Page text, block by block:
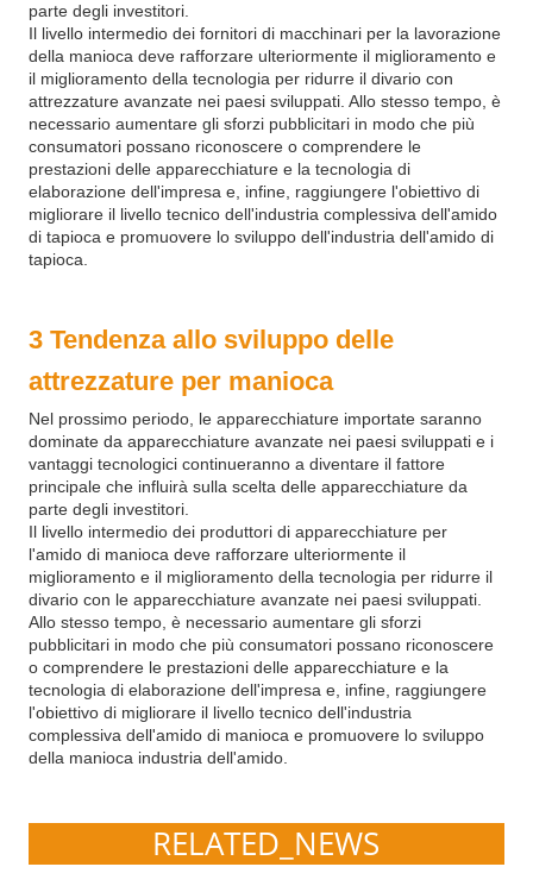
parte degli investitori.
Il livello intermedio dei fornitori di macchinari per la lavorazione
della manioca deve rafforzare ulteriormente il miglioramento e
il miglioramento della tecnologia per ridurre il divario con
attrezzature avanzate nei paesi sviluppati. Allo stesso tempo, è
necessario aumentare gli sforzi pubblicitari in modo che più
consumatori possano riconoscere o comprendere le
prestazioni delle apparecchiature e la tecnologia di
elaborazione dell'impresa e, infine, raggiungere l'obiettivo di
migliorare il livello tecnico dell'industria complessiva dell'amido
di tapioca e promuovere lo sviluppo dell'industria dell'amido di
tapioca.
3 Tendenza allo sviluppo delle
attrezzature per manioca
Nel prossimo periodo, le apparecchiature importate saranno
dominate da apparecchiature avanzate nei paesi sviluppati e i
vantaggi tecnologici continueranno a diventare il fattore
principale che influirà sulla scelta delle apparecchiature da
parte degli investitori.
Il livello intermedio dei produttori di apparecchiature per
l'amido di manioca deve rafforzare ulteriormente il
miglioramento e il miglioramento della tecnologia per ridurre il
divario con le apparecchiature avanzate nei paesi sviluppati.
Allo stesso tempo, è necessario aumentare gli sforzi
pubblicitari in modo che più consumatori possano riconoscere
o comprendere le prestazioni delle apparecchiature e la
tecnologia di elaborazione dell'impresa e, infine, raggiungere
l'obiettivo di migliorare il livello tecnico dell'industria
complessiva dell'amido di manioca e promuovere lo sviluppo
della manioca industria dell'amido.
RELATED_NEWS